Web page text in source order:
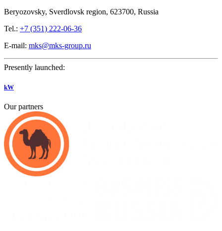
Beryozovsky, Sverdlovsk region, 623700, Russia
Tel.: +7 (351) 222-06-36
E-mail: mks@mks-group.ru
Presently launched:
kW
Our partners